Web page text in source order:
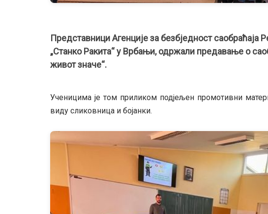
Представници Агенције за безбједност
„Станко Ракита“ у Врбањи, одржали предавање о
живот значе“.
Ученицима је том приликом подјељен промотивни
виду сликовница и бојанки.